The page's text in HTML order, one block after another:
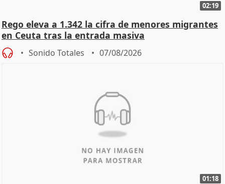
02:19
Rego eleva a 1.342 la cifra de menores migrantes
en Ceuta tras la entrada masiva
Sonido Totales 07/08/2026
01:18